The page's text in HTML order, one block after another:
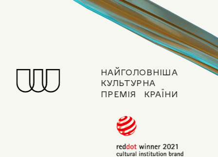
НАЙГОЛОВНІША
КУЛЬТУРНА
ПРЕМІЯ    КРАЇНИ